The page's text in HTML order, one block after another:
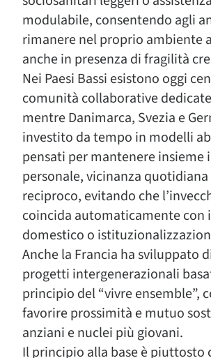
modulabile, consentendo agli
rimanere nel proprio ambiente
anche in presenza di fragilità
Nei Paesi Bassi esistono oggi
comunità collaborative
mentre Danimarca, Svezia e
investito da tempo in modelli
pensati per mantenere insieme
personale, vicinanza quotidiana
reciproco, evitando che
coincida automaticamente con
domestico o
Anche la Francia ha sviluppato
progetti intergenerazionali
principio del “vivre ensemble”,
favorire prossimità e mutuo
anziani e nuclei più giovani.
Il principio alla base è piuttosto